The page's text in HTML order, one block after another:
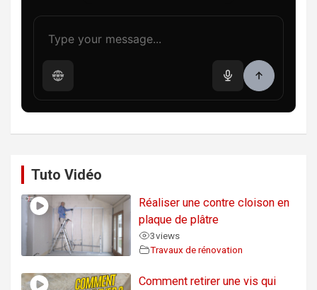
Tuto Vidéo
Réaliser une contre cloison en
plaque de plâtre
3views
Travaux de rénovation
Comment retirer une vis qui